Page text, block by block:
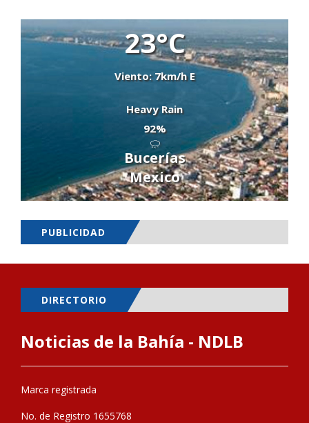
23°C
Viento: 7km/h E
Heavy Rain
92%
Bucerías
Mexico
PUBLICIDAD
DIRECTORIO
Noticias de la Bahía - NDLB
Marca registrada
No. de Registro 1655768